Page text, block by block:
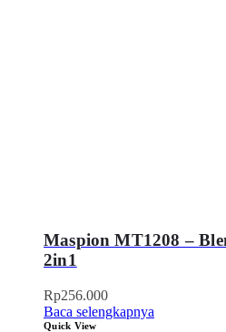
Maspion MT1208 –
2in1
Rp256.000
Baca selengkapnya
Quick View